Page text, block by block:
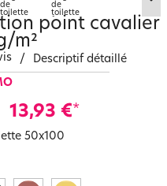
point cavalier
m²
/ Descriptif détaillé
13,93 €*
50x100